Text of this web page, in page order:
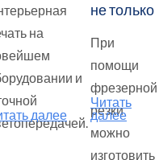
на
и
далее
не только
При
помощи
фрезерной
резки
можно
изготовить
Читать
далее